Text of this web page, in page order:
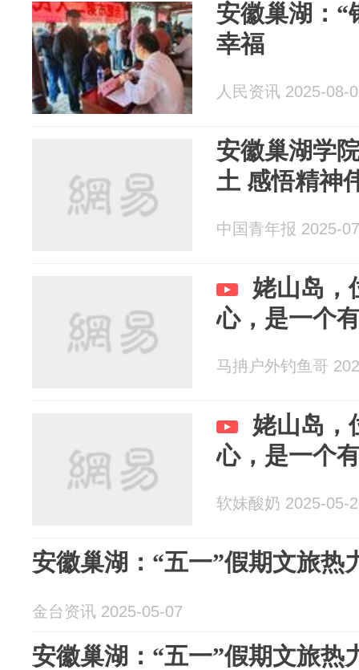
安徽巢湖：“
幸福
人民资讯 2025-08-
安徽巢湖学
土 感悟精神
中国青年报 2025-
姥山岛，
心，是一个
马抩户外钓鱼哥
姥山岛，
心，是一个
软妹酸奶 2025-05-
安徽巢湖：“五一”假期文旅热
金台资讯 2025-05-07
安徽巢湖：“五一”假期文旅热